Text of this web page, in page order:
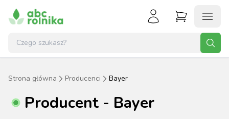
Strona główna Producenci Bayer
Producent - Bayer